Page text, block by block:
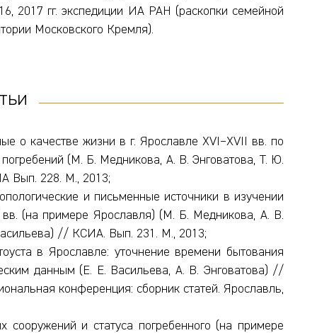
2017 гг. экспедиции ИА РАН (раскопки семейной
Московского Кремля).
о качестве жизни в г. Ярославле XVI–XVII вв. по
(М. Б. Медникова, А. В. Энговатова, Т. Ю.
Вып. 228. М., 2013;
и письменные источники в изучении
вв. (на примере Ярославля) (М. Б. Медникова, А. В.
// КСИА. Вып. 231. М., 2013;
в Ярославле: уточнение времени бытования
данным (Е. Е. Васильева, А. В. Энговатова) //
конференция: сборник статей. Ярославль,
сооружений и статуса погребенного (на примере